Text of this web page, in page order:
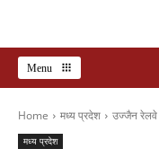
Menu
Home मध्य प्रदेश उज्जैन रेलवे
मध्य प्रदेश